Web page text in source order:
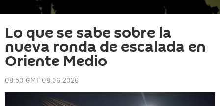
Lo que se sabe sobre la
nueva ronda de escalada en
Oriente Medio
08:50 GMT 08.06.2026